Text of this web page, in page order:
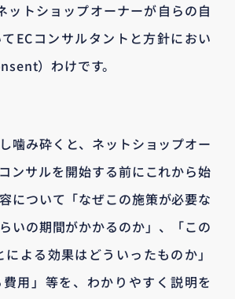
ットショップオーナーが自らの自
ECコンサルタントと方針におい
）わけです。
噛み砕くと、ネットショップオー
ンサルを開始する前にこれから始
について「なぜこの施策が必要な
いの期間がかかるのか」、「この
よる効果はどういったものか」
費用」等を、わかりやすく説明を